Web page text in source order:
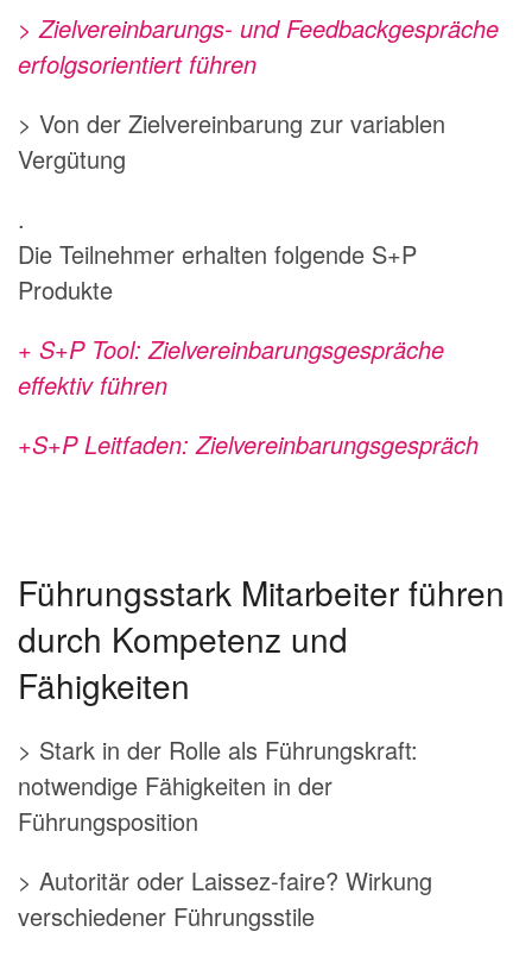
> Zielvereinbarungs- und Feedbackgespräche
erfolgsorientiert führen
> Von der Zielvereinbarung zur variablen
Vergütung
.
Die Teilnehmer erhalten folgende S+P
Produkte
+ S+P Tool: Zielvereinbarungsgespräche
effektiv führen
+S+P Leitfaden: Zielvereinbarungsgespräch
Führungsstark Mitarbeiter führen
durch Kompetenz und
Fähigkeiten
> Stark in der Rolle als Führungskraft:
notwendige Fähigkeiten in der
Führungsposition
> Autoritär oder Laissez-faire? Wirkung
verschiedener Führungsstile